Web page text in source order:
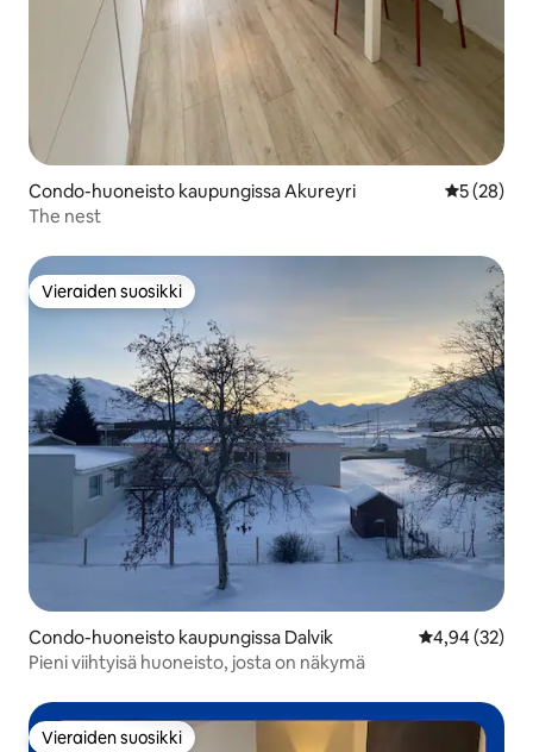
Condo-huoneisto kaupungissa Akureyri
5 (28)
The nest
Vieraiden suosikki
Vieraiden suosikki
Condo-huoneisto kaupungissa Dalvik
4,94 (32)
Pieni viihtyisä huoneisto, josta on näkymä
Vieraiden suosikki